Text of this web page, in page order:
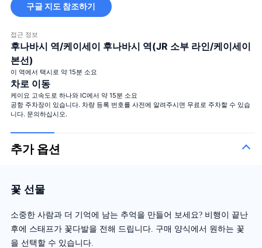
구글 지도 참조하기
접근 정보
후나바시 역/케이세이 후나바시 역(JR 소부 라인/케이세이
본선)
이 역에서 택시로 약 15분 소요
차로 이동
케이요 고속도로 하나와 IC에서 약 15분 소요
공항 주차장이 있습니다. 차량 등록 번호를 사전에 알려주시면 무료로 주차할 수 있습
니다. 문의하십시오.
추가 옵션
꽃 선물
소중한 사람과 더 기억에 남는 추억을 만들어 보세요? 비행이 끝난
후에 스태프가 꽃다발을 전해 드립니다. 구매 양식에서 원하는 꽃
을 선택할 수 있습니다.